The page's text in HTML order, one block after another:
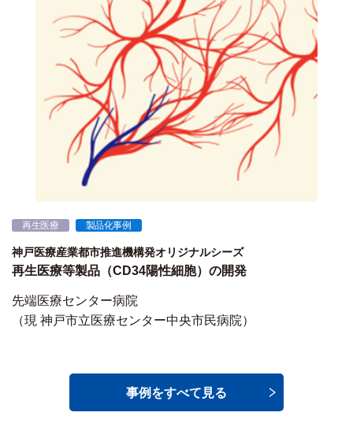
再生医療 製品化事例
神戸医療産業都市推進機構発オリジナルシーズ
再生医療等製品（CD34陽性細胞）の開発
先端医療センター病院
（現 神戸市立医療センター中央市民病院）
事例をすべて見る